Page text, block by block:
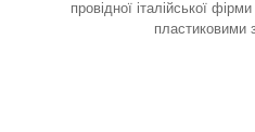
провідної італійської
пластиковими